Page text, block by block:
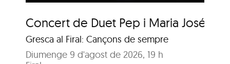
Concert de Duet Pep i Maria José
Gresca al Firal: Cançons de sempre
Diumenge 9 d'agost de 2026, 19 h